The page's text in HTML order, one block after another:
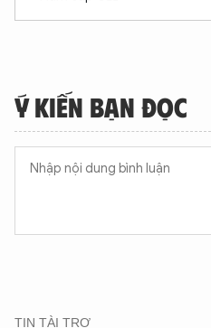
Ý KIẾN BẠN ĐỌC